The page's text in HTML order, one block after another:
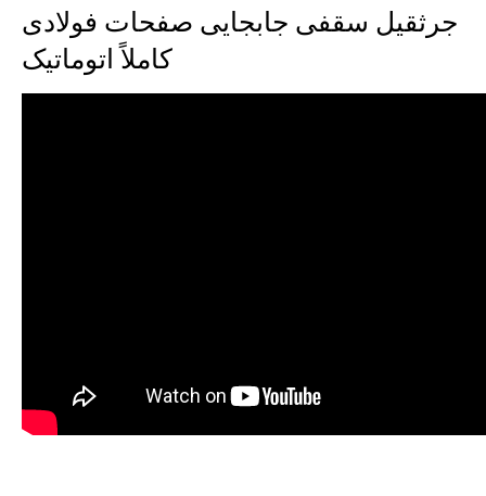
جرثقیل سقفی جابجایی صفحات فولادی
کاملاً اتوماتیک